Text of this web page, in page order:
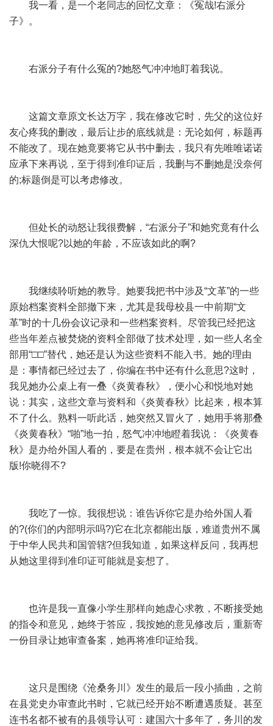
我一看，是一个老同志的回忆文章：《冤哉!右派分
子》。
右派分子有什么冤的?她怒气冲冲地盯着我说。
这篇文章原文长达万字，我在修改它时，先父的这位好
友心疼我的删改，最后让步的底线就是：无论如何，标题再
不能改了。现在她竟要将它从书中删去，我只有先唯唯诺诺
应承下来再说，至于得到准印证后，我删与不删她是没奈何
的;标题倒是可以考虑修改。
但处长的动怒让我很费解，“右派分子”和她究竟有什么
深仇大恨呢?以她的年龄，不应该如此的啊?
我继续聆听她的教导。她要我把书中涉及“文革”的一些
原始档案资料全部撤下来，尤其是我母校县一中前期“文
革”时的十几份会议记录和一些档案资料。尽管我已经把这
些当年差点被焚烧的资料全部做了技术处理，如一些人名全
部用“□□”替代，她还是认为这些资料不能入书。她的理由
是：事情都已经过去了，你编在书中还有什么意思?这时，
我见她办公桌上有一叠《炎黄春秋》，便小心和悦地对她
说：其实，这些文章与资料和《炎黄春秋》比起来，根本算
不了什么。熟料一听此话，她突然又冒火了，她用手将那叠
《炎黄春秋》“啪”地一拍，怒气冲冲地瞪着我说：《炎黄春
秋》是办给外国人看的，要是在贵州，根本就不会让它出
版!你晓得不?
我吃了一惊。我很想说：谁告诉你它是办给外国人看
的?(你们的内部明示吗?)它在北京都能出版，难道贵州不属
于中华人民共和国管辖?但我知道，如果这样反问，我再想
从她这里得到准印证可能就是妄想了。
也许是我一直像小学生那样向她虚心求教，不断接受她
的指令和意见，她终于答应，我按她的意见修改后，重新寄
一份目录让她审查备案，她再将准印证给我。
这只是围绕《沧桑务川》发生的最后一段小插曲，之前
在县党史办审查此书时，它就已经开始不断遭遇质疑。甚至
连书名都不被有的县领导认可：建国六十多年了，务川的发